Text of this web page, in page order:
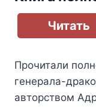
Читать
Прочитали
генерала-
авторством